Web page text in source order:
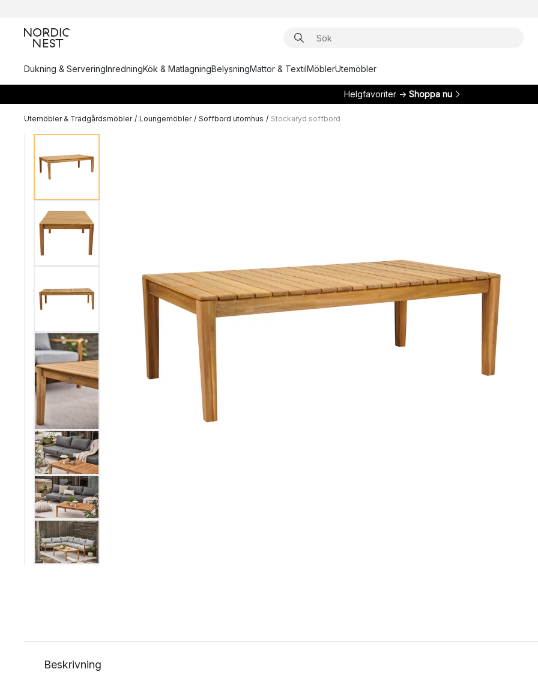
Dukning & ServeringInredningKök & MatlagningBelysningMattor & TextilMöblerUtemöbler
Helgfavoriter → Shoppa nu
Utemöbler & Trädgårdsmöbler / Loungemöbler / Soffbord utomhus / Stockaryd soffbord
Beskrivning